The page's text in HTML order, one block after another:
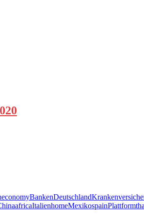
economyBankenDeutschland
africaItalienhomeMexikospainPlattform